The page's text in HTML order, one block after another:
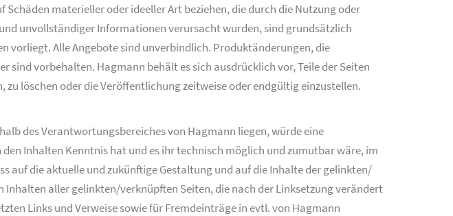
materieller oder ideeller Art beziehen, die durch die Nutzung oder
unvollständiger Informationen verursacht wurden, sind grundsätzlich
vorliegt. Alle Angebote sind unverbindlich. Produktänderungen, die
vorbehalten. Hagmann behält es sich ausdrücklich vor, Teile der Seiten
löschen oder die Veröffentlichung zeitweise oder endgültig einzustellen.
des Verantwortungsbereiches von Hagmann liegen, würde eine
Inhalten Kenntnis hat und es ihr technisch möglich und zumutbar wäre, im
auf die aktuelle und zukünftige Gestaltung und auf die Inhalte der gelinkten/
aller gelinkten/verknüpften Seiten, die nach der Linksetzung verändert
Links und Verweise sowie für Fremdeinträge in evtl. von Hagmann